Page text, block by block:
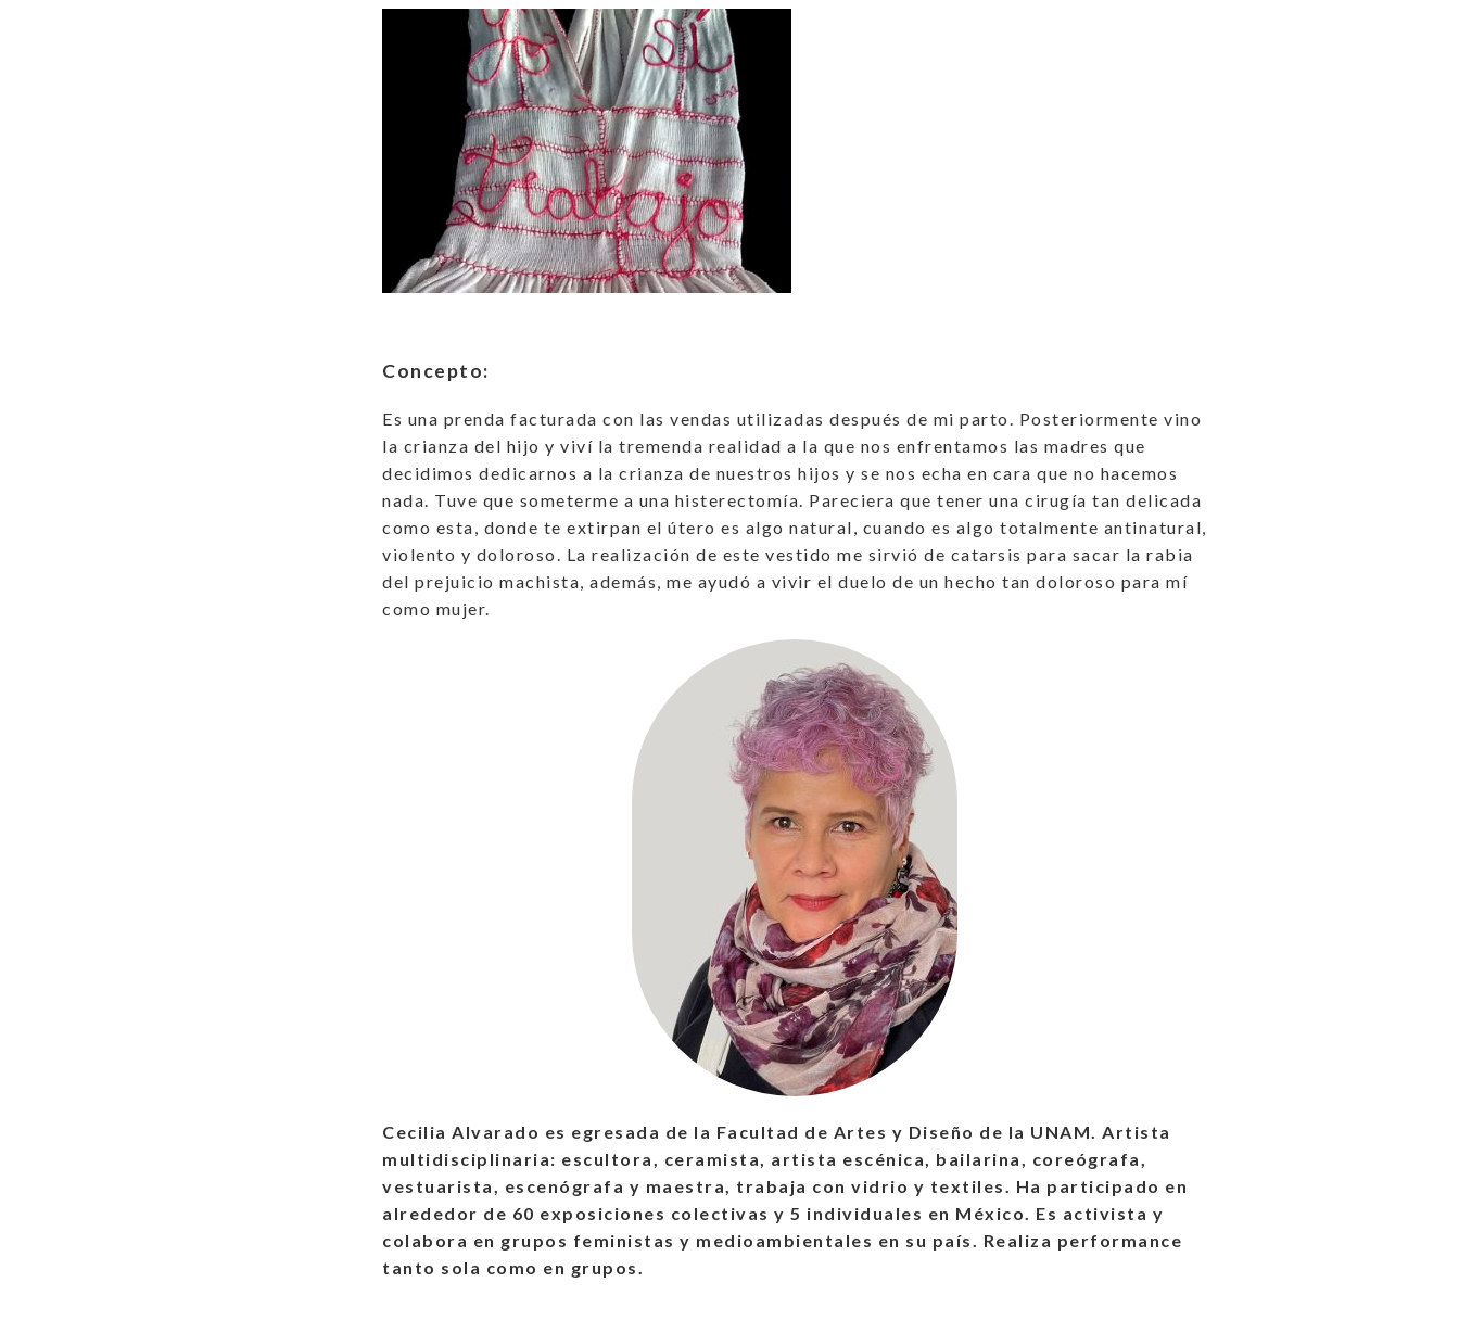
Concepto:
Es una prenda facturada con las vendas utilizadas después de mi parto. Posteriormente vino
la crianza del hijo y viví la tremenda realidad a la que nos enfrentamos las madres que
decidimos dedicarnos a la crianza de nuestros hijos y se nos echa en cara que no hacemos
nada. Tuve que someterme a una histerectomía. Pareciera que tener una cirugía tan delicada
como esta, donde te extirpan el útero es algo natural, cuando es algo totalmente antinatural,
violento y doloroso. La realización de este vestido me sirvió de catarsis para sacar la rabia
del prejuicio machista, además, me ayudó a vivir el duelo de un hecho tan doloroso para mí
como mujer.
Cecilia Alvarado es egresada de la Facultad de Artes y Diseño de la UNAM. Artista
multidisciplinaria: escultora, ceramista, artista escénica, bailarina, coreógrafa,
vestuarista, escenógrafa y maestra, trabaja con vidrio y textiles. Ha participado en
alrededor de 60 exposiciones colectivas y 5 individuales en México. Es activista y
colabora en grupos feministas y medioambientales en su país. Realiza performance
tanto sola como en grupos.